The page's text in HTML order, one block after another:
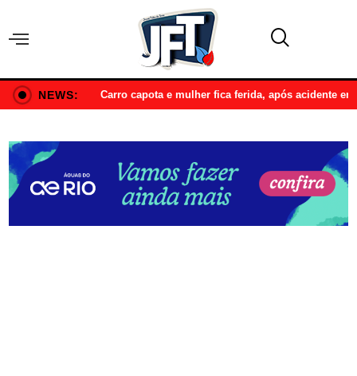
NEWS: Carro capota e mulher fica ferida, após acidente